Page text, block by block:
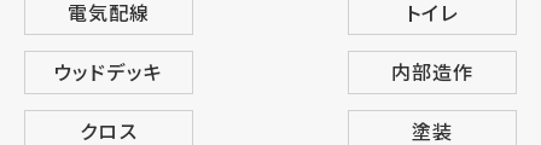
電気配線 トイレ
ウッドデッキ 内部造作
クロス 塗装